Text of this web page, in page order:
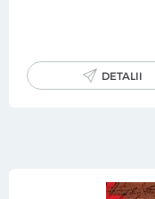
DETALII